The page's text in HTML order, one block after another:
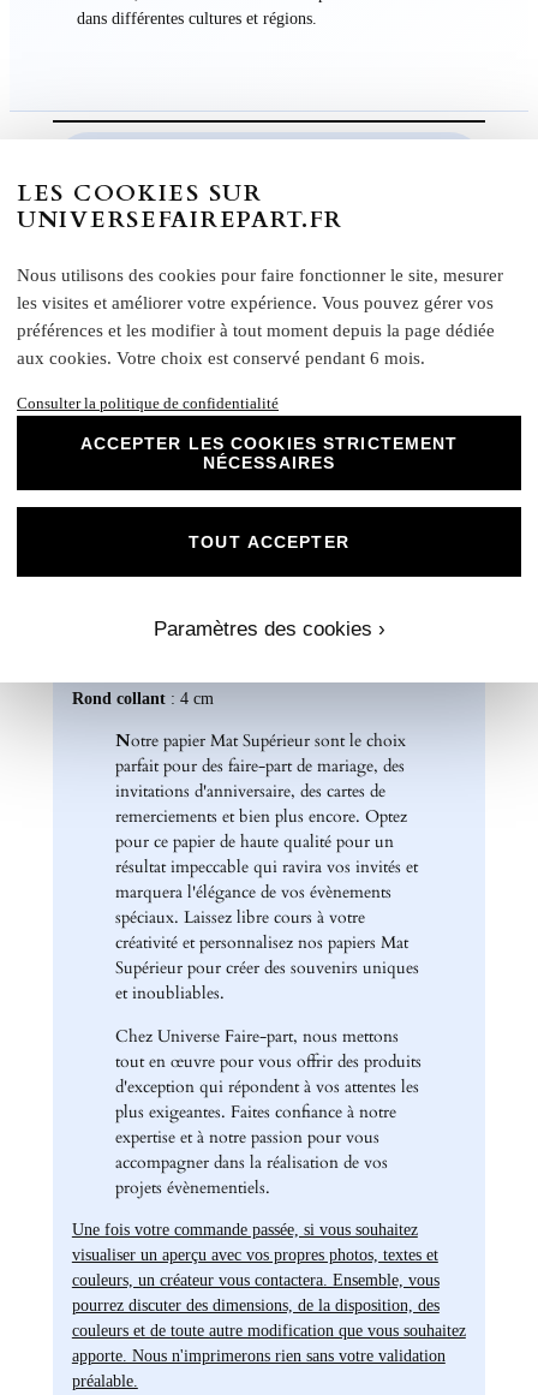
dans différentes cultures et régions.
Informations Supplémentaire
Caractéristiques :
Effet : recto lisse et non couché, verso mat
FAIRE-PART LIVRET Grammage : 250 g/m²
370 g/m²
Formats disponibles :
(Fermé)
Carte recto verso : 14 x 15 cm
Format rectangle paysage : 21 x 10 cm
Rond collant : 4 cm
Notre papier Mat Supérieur sont le choix
parfait pour des faire-part de mariage, des
invitations d'anniversaire, des cartes de
remerciements et bien plus encore. Optez
pour ce papier de haute qualité pour un
résultat impeccable qui ravira vos invités et
marquera l'élégance de vos évènements
spéciaux. Laissez libre cours à votre
créativité et personnalisez nos papiers Mat
Supérieur pour créer des souvenirs uniques
et inoubliables.
Chez Universe Faire-part, nous mettons
tout en œuvre pour vous offrir des produits
d'exception qui répondent à vos attentes les
plus exigeantes. Faites confiance à notre
expertise et à notre passion pour vous
accompagner dans la réalisation de vos
projets évènementiels.
Une fois votre commande passée, si vous souhaitez
visualiser un aperçu avec vos propres photos, textes et
couleurs, un créateur vous contactera. Ensemble, vous
pourrez discuter des dimensions, de la disposition, des
couleurs et de toute autre modification que vous souhaitez
apporte. Nous n'imprimerons rien sans votre validation
préalable.
LES COOKIES SUR
UNIVERSEFAIREPART.FR
Nous utilisons des cookies pour faire fonctionner le site, mesurer
les visites et améliorer votre expérience. Vous pouvez gérer vos
préférences et les modifier à tout moment depuis la page dédiée
aux cookies. Votre choix est conservé pendant 6 mois.
Consulter la politique de confidentialité
ACCEPTER LES COOKIES STRICTEMENT
NÉCESSAIRES
Paramètres des cookies ›
TOUT ACCEPTER